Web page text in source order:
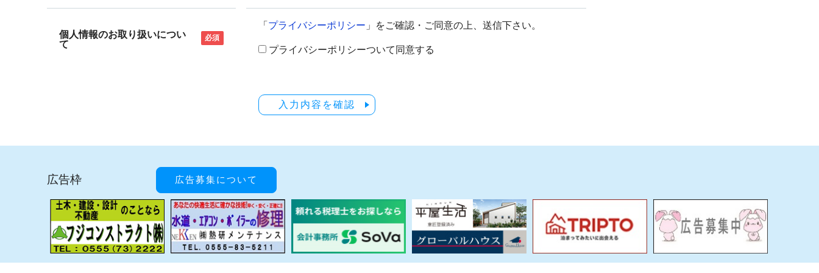
個人情報のお取り扱いについ
て
必須
「 プライバシーポリシー 」をご確認・ご同意の上、送信下さい。
プライバシーポリシーついて同意する
入力内容を確認
広告枠 広告募集について